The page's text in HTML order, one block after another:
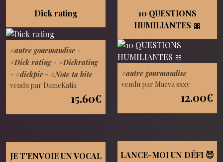
Dick rating
#autre gourmandise -
#Dick rating - #Dickrating
- #dickpic - #Note ta bite
vendu par DameKatia
15.60€
10 QUESTIONS
HUMILIANTES 🎀
#autre gourmandise
vendu par Maeva sxxy
12.00€
LANCE-MOI UN DÉFI 😈
JE T'ENVOIE UN VOCAL